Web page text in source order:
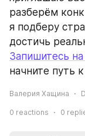
разберём
я подберу
достичь
Запишитесь
начните путь
Валерия Хащина
0 reactions 0